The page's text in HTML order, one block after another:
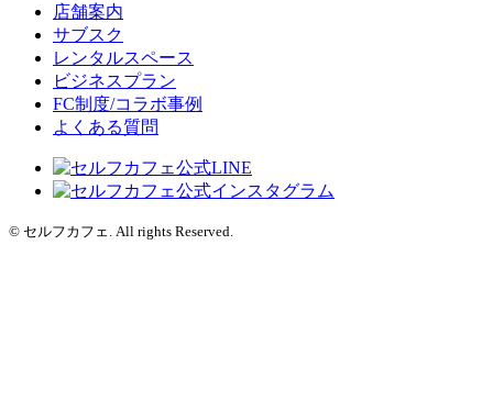
店舗案内
サブスク
レンタルスペース
ビジネスプラン
FC制度/コラボ事例
よくある質問
© セルフカフェ. All rights Reserved.